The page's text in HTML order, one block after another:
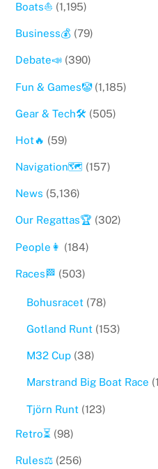
Boats⛵️ (1,195)
Business💰 (79)
Debate📣 (390)
Fun & Games🤡(1,185)
Gear & Tech🛠 (505)
Hot🔥 (59)
Navigation🗺 (157)
News (5,136)
Our Regattas🏆 (302)
People👩 (184)
Races🏁 (503)
Bohusracet(78)
Gotland Runt(153)
M32 Cup(38)
Marstrand Big Boat Race
Tjörn Runt(123)
Retro⏳ (98)
Rules⚖️ (256)